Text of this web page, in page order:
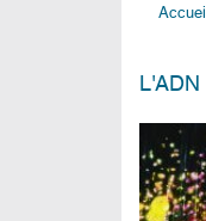
Accueil
L'ADN